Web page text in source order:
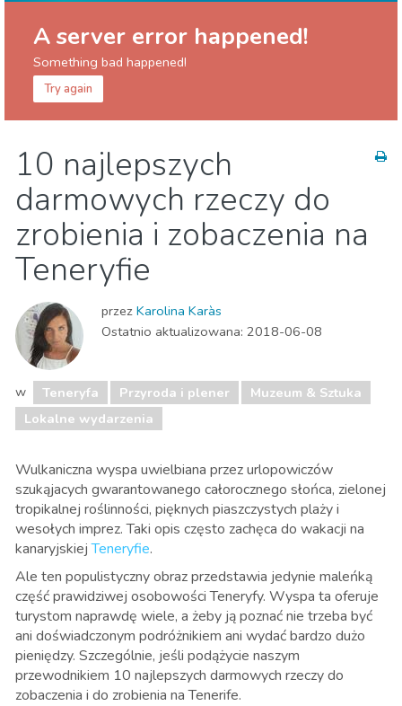
A server error happened!
Something bad happened!
Try again
Gdzie Najlepiej
Jedzenie & Restauracje
Lokalne wydarzenia
Muzeum & Sztuka
Nocne życie
Plaże
Przyroda i plener
Sport i przygoda
10 najlepszych
darmowych rzeczy do
zrobienia i zobaczenia na
Teneryfie
przez Karolina Karàs
Ostatnio aktualizowana: 2018-06-08
w Teneryfa Przyroda i plener
Muzeum & Sztuka
Lokalne wydarzenia
Wulkaniczna wyspa uwielbiana przez urlopowiczów
szukąjacych gwarantowanego całorocznego słońca, zielonej
tropikalnej roślinności, pięknych piaszczystych plaży i
wesołych imprez. Taki opis często zachęca do wakacji na
kanaryjskiejTeneryfie.
Ale ten populistyczny obraz przedstawia jedynie maleńką
część prawidziwej osobowości Teneryfy. Wyspa ta oferuje
turystom naprawdę wiele, a żeby ją poznać nie trzeba być
ani doświadczonym podróżnikiem ani wydać bardzo dużo
pieniędzy. Szczególnie, jeśli podążycie naszym
przewodnikiem 10 najlepszych darmowych rzeczy do
zobaczenia i do zrobienia na Tenerife.